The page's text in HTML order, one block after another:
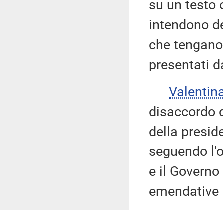
su un testo
intendono
che
presentati
disaccordo
della
seguendo
e il
emendative